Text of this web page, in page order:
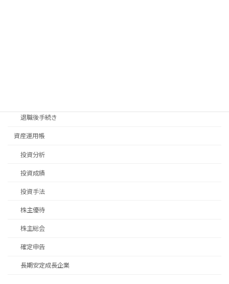
退職後手続き
資産運用帳
投資分析
投資成績
投資手法
株主優待
株主総会
確定申告
長期安定成長企業